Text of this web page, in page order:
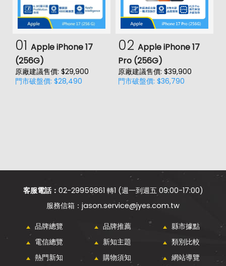
01 Apple iPhone 17
(256G)
原廠建議售價: $29,900
門市破盤價: $28,490
02 Apple iPhone 17
Pro (256G)
原廠建議售價: $39,900
門市破盤價: $36,790
客服電話： 02-29959861 轉1 (週一到週五 09:00-17:00)
jason.service@jyes.com.tw
品牌總覽 品牌推薦
縣市據點
電信總覽
新知主題
類別比較
熱門新知
購物須知 網站導覽